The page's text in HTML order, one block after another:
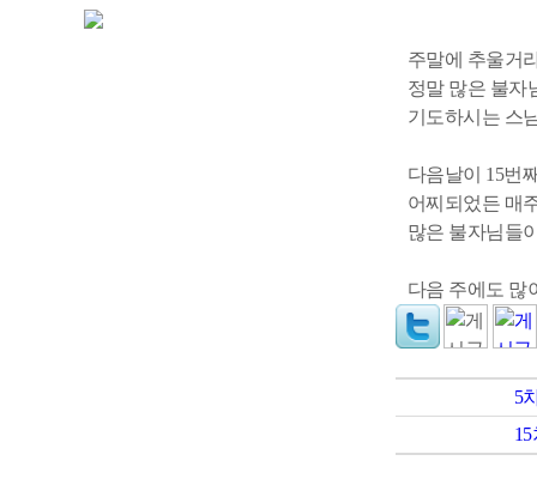
주말에 추울거
정말 많은 불자
기도하시는 스
다음날이 15번
어찌되었든 매
많은 불자님들
다음 주에도 많
5